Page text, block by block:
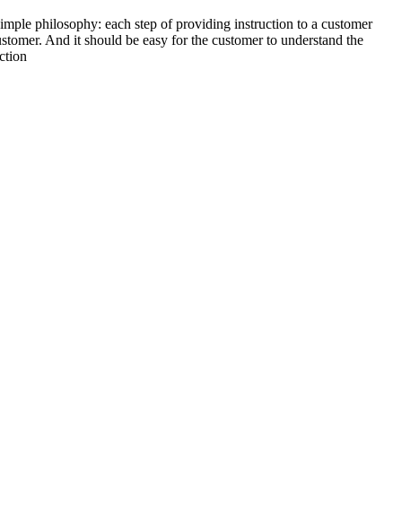
philosophy: each step of providing instruction to a customer
And it should be easy for the customer to understand the